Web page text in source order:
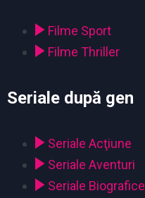
Filme Sport
Filme Thriller
Seriale după gen
Seriale Acţiune
Seriale Aventuri
Seriale Biografice